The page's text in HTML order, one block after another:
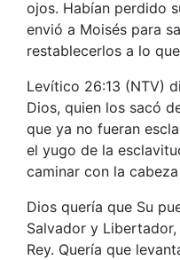
ojos. Habían perdido
envió a Moisés para
restablecerlos a lo
Levítico 26:13 (NTV)
Dios, quien los sacó
que ya no fueran
el yugo de la
caminar con la cabeza
Dios quería que Su
Salvador y
Rey. Quería que